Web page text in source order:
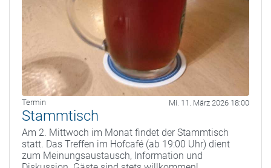
Termin Mi. 11. März 2026 18:00
Stammtisch
Am 2. Mittwoch im Monat findet der Stammtisch
statt. Das Treffen im Hofcafé (ab 19:00 Uhr) dient
zum Meinungsaustausch, Information und